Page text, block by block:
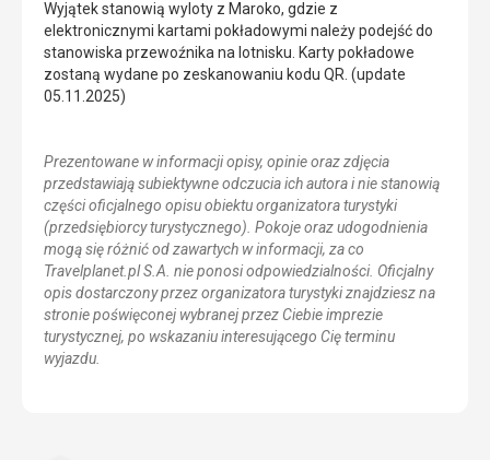
Wyjątek stanowią wyloty z Maroko, gdzie z
elektronicznymi kartami pokładowymi należy podejść do
stanowiska przewoźnika na lotnisku. Karty pokładowe
zostaną wydane po zeskanowaniu kodu QR. (update
05.11.2025)
Prezentowane w informacji opisy, opinie oraz zdjęcia
przedstawiają subiektywne odczucia ich autora i nie stanowią
części oficjalnego opisu obiektu organizatora turystyki
(przedsiębiorcy turystycznego). Pokoje oraz udogodnienia
mogą się różnić od zawartych w informacji, za co
Travelplanet.pl S.A. nie ponosi odpowiedzialności. Oficjalny
opis dostarczony przez organizatora turystyki znajdziesz na
stronie poświęconej wybranej przez Ciebie imprezie
turystycznej, po wskazaniu interesującego Cię terminu
wyjazdu.